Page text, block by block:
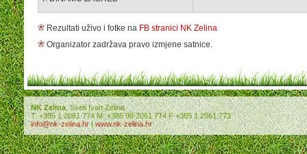
Rezultati uživo i fotke na FB stranici NK Zelina
Organizator zadržava pravo izmjene satnice.
NK Zelina, Sveti Ivan Zelina
T: +385 1 2061 774 M: +385 99 2061 774 F +385 1 2061 773
info@nk-zelina.hr|www.nk-zelina.hr